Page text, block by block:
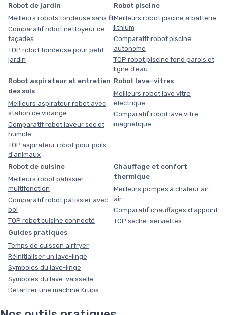
Robot de jardin
Meilleurs robots tondeuse sans fil
Comparatif robot nettoyeur de
façades
TOP robot tondeuse pour petit
jardin
Robot piscine
Meilleurs robot piscine à batterie
lithium
Comparatif robot piscine
autonome
TOP robot piscine fond parois et
ligne d'eau
Robot aspirateur et entretien
des sols
Meilleurs aspirateur robot avec
station de vidange
Comparatif robot laveur sec et
humide
TOP aspirateur robot pour poils
d'animaux
Robot lave-vitres
Meilleurs robot lave vitre
électrique
Comparatif robot lave vitre
magnétique
Robot de cuisine
Meilleurs robot pâtissier
multifonction
Comparatif robot pâtissier avec
bol
TOP robot cuisine connecté
Chauffage et confort
thermique
Meilleurs pompes à chaleur air-
air
Comparatif chauffages d'appoint
TOP sèche-serviettes
Guides pratiques
Temps de cuisson airfryer
Réinitialiser un lave-linge
Symboles du lave-linge
Symboles du lave-vaisselle
Détartrer une machine Krups